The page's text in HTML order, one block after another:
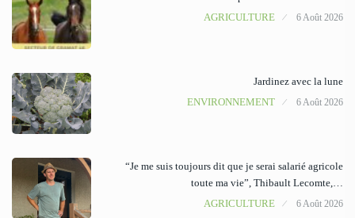
AGRICULTURE
6 Août 2026
Jardinez avec la lune
ENVIRONNEMENT
6 Août 2026
“Je me suis toujours dit que je serai salarié agricole
toute ma vie”, Thibault Lecomte,…
AGRICULTURE
6 Août 2026